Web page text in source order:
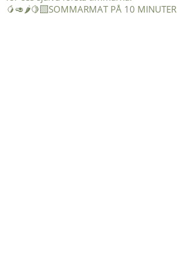
🥭🥑🌶️🍋‍🟩SOMMARMAT PÅ 10 MINUTER